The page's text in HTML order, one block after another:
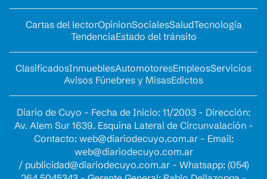
Cartas del lectorOpinionSocialesSaludTecnología
TendenciaEstado del tránsito
ClasificadosInmueblesAutomotoresEmpleosServicios
Avisos Fúnebres y MisasEdictos
Diario de Cuyo - Fecha de Inicio: 11/2003 - Dirección:
Av. Alem Sur 1639. Esquina Lateral de Circunvalación -
Contacto: web@diariodecuyo.com.ar- Email:
web@diariodecuyo.com.ar
/ publicidad@diariodecuyo.com.ar- Whatsapp: (054)